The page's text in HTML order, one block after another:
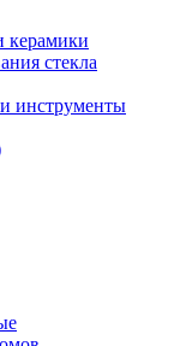
керамики
стекла
инструменты